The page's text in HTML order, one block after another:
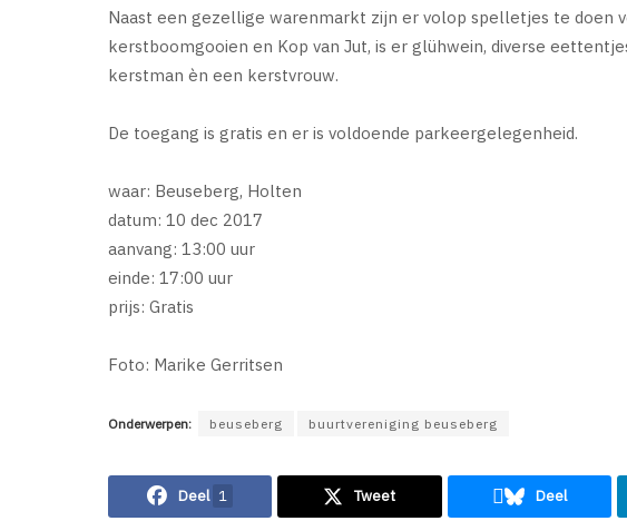
Naast een gezellige warenmarkt zijn er volop spelletjes te doen
kerstboomgooien en Kop van Jut, is er glühwein, diverse
kerstman èn een kerstvrouw.
De toegang is gratis en er is voldoende parkeergelegenheid.
waar: Beuseberg, Holten
datum: 10 dec 2017
aanvang: 13:00 uur
einde: 17:00 uur
prijs: Gratis
Foto: Marike Gerritsen
Onderwerpen: beuseberg buurtvereniging beuseberg
Deel 1 Tweet Deel